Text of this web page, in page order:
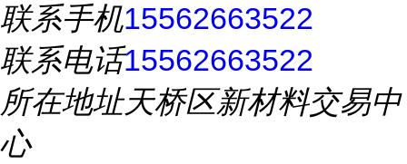
联系手机15562663522
联系电话15562663522
所在地址天桥区新材料交易中
心